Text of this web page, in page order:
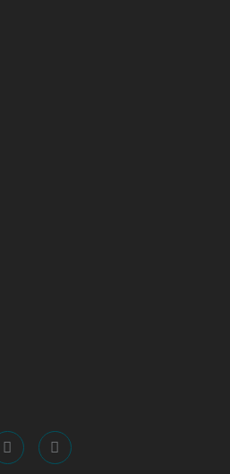
on our facebook page: https://
us on our linkedin page:
us on our
screenreader.visit us on our x
screenreader.visit us on